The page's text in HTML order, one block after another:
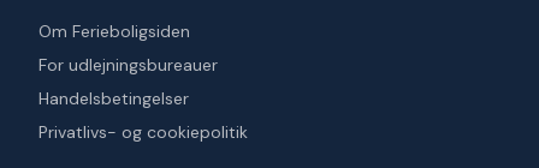
Om Ferieboligsiden
For udlejningsbureauer
Handelsbetingelser
Privatlivs- og cookiepolitik